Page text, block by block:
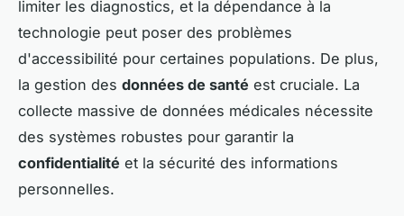
limiter les diagnostics, et la dépendance à la
technologie peut poser des problèmes
d'accessibilité pour certaines populations. De plus,
la gestion des données de santé est cruciale. La
collecte massive de données médicales nécessite
des systèmes robustes pour garantir la
confidentialité et la sécurité des informations
personnelles.